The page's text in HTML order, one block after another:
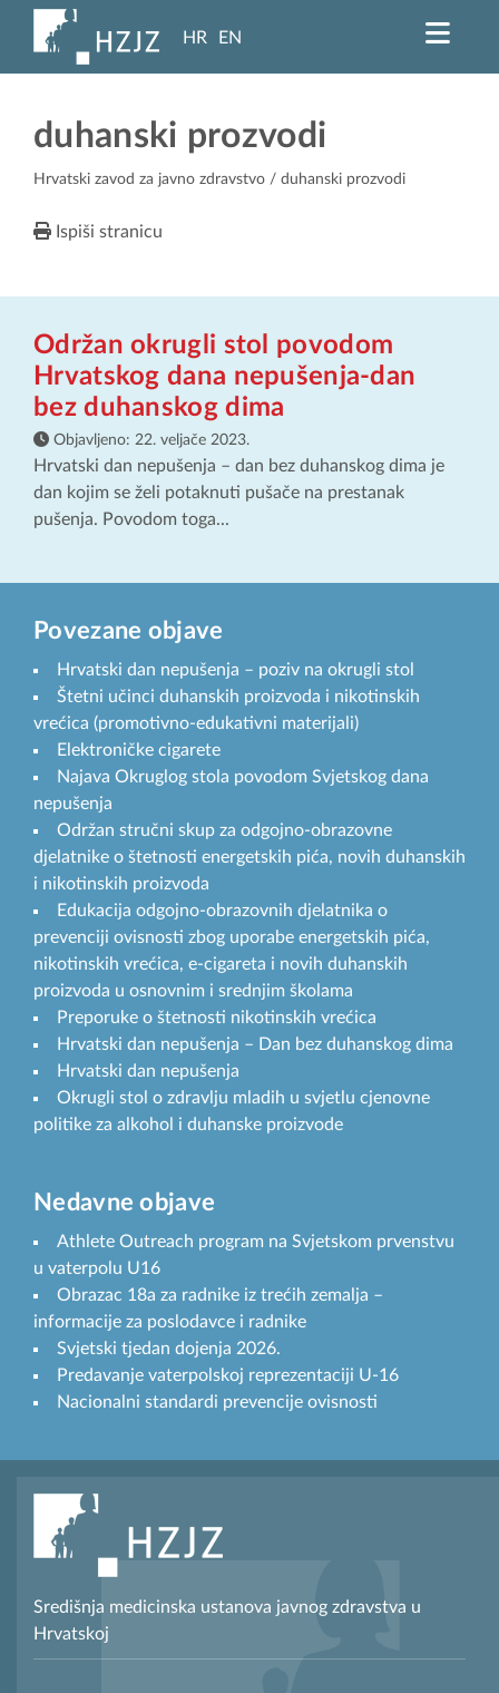
HR EN
duhanski prozvodi
Hrvatski zavod za javno zdravstvo / duhanski prozvodi
Ispiši stranicu
Održan okrugli stol povodom
Hrvatskog dana nepušenja-dan
bez duhanskog dima
Objavljeno: 22. veljače 2023.
Hrvatski dan nepušenja – dan bez duhanskog dima je
dan kojim se želi potaknuti pušače na prestanak
pušenja. Povodom toga...
Povezane objave
Hrvatski dan nepušenja – poziv na okrugli stol
Štetni učinci duhanskih proizvoda i nikotinskih
vrećica (promotivno-edukativni materijali)
Elektroničke cigarete
Najava Okruglog stola povodom Svjetskog dana
nepušenja
Održan stručni skup za odgojno-obrazovne
djelatnike o štetnosti energetskih pića, novih duhanskih
i nikotinskih proizvoda
Edukacija odgojno-obrazovnih djelatnika o
prevenciji ovisnosti zbog uporabe energetskih pića,
nikotinskih vrećica, e-cigareta i novih duhanskih
proizvoda u osnovnim i srednjim školama
Preporuke o štetnosti nikotinskih vrećica
Hrvatski dan nepušenja – Dan bez duhanskog dima
Hrvatski dan nepušenja
Okrugli stol o zdravlju mladih u svjetlu cjenovne
politike za alkohol i duhanske proizvode
Nedavne objave
Athlete Outreach program na Svjetskom prvenstvu
u vaterpolu U16
Obrazac 18a za radnike iz trećih zemalja –
informacije za poslodavce i radnike
Svjetski tjedan dojenja 2026.
Predavanje vaterpolskoj reprezentaciji U-16
Nacionalni standardi prevencije ovisnosti
Središnja medicinska ustanova javnog zdravstva u
Hrvatskoj